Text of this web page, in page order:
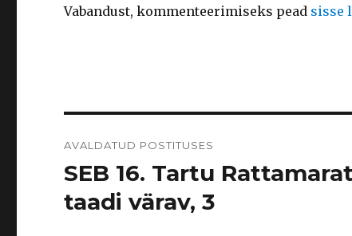
Vabandust, kommenteerimiseks pead sisse
AVALDATUD POSTITUSES
SEB 16. Tartu
taadi värav, 3